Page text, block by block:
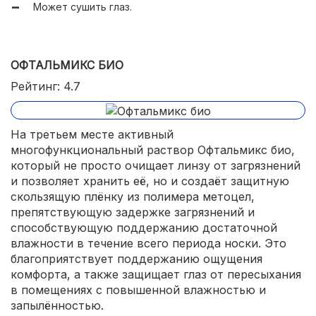
Может сушить глаз.
ОФТАЛЬМИКС БИО
Рейтинг: 4.7
На третьем месте активный
многофункциональный раствор Офтальмикс био,
который не просто очищает линзу от загрязнений
и позволяет хранить её, но и создаёт защитную
скользящую плёнку из полимера метоцел,
препятствующую задержке загрязнений и
способствующую поддержанию достаточной
влажности в течение всего периода носки. Это
благоприятствует поддержанию ощущения
комфорта, а также защищает глаз от пересыхания
в помещениях с повышенной влажностью и
запылённостью.